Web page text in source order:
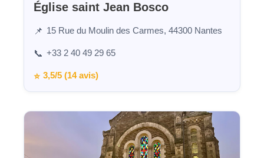
Église saint Jean Bosco
📌 15 Rue du Moulin des Carmes, 44300 Nantes
📞 +33 2 40 49 29 65
⭐ 3,5/5 (14 avis)